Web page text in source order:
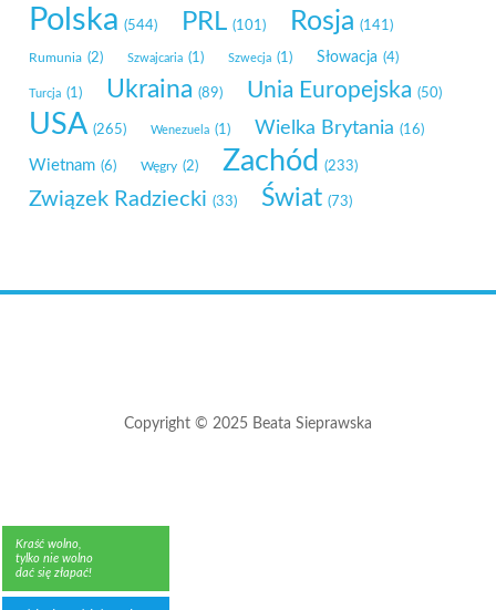
Kraść wolno,
tylko nie wolno
dać się złapać!
Polska (544) PRL (101) Rosja (141)
Rumunia (2) Szwajcaria (1) Szwecja (1) Słowacja (4)
Turcja (1) Ukraina (89) Unia Europejska (50)
USA (265) Wenezuela (1) Wielka Brytania (16)
Wietnam (6) Węgry (2) Zachód (233)
Związek Radziecki (33) Świat (73)
Copyright © 2025 Beata Sieprawska